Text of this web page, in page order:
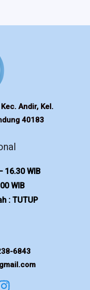
Andir, Kel.
40183
16.30 WIB
WIB
: TUTUP
6843